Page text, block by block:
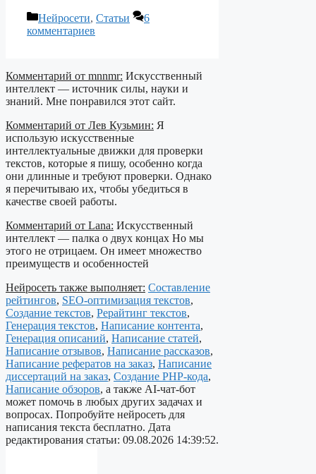
Рубрики
Нейросети, Статьи
6
комментариев
Комментарий от mnnmr: Искусственный
интеллект — источник силы, науки и
знаний. Мне понравился этот сайт.
Комментарий от Лев Кузьмин: Я
использую искусственные
интеллектуальные движки для проверки
текстов, которые я пишу, особенно когда
они длинные и требуют проверки. Однако
я перечитываю их, чтобы убедиться в
качестве своей работы.
Комментарий от Lana: Искусственный
интеллект — палка о двух концах Но мы
этого не отрицаем. Он имеет множество
преимуществ и особенностей
Нейросеть также выполняет: Составление
рейтингов, SEO-оптимизация текстов,
Создание текстов, Рерайтинг текстов,
Генерация текстов, Написание контента,
Генерация описаний, Написание статей,
Написание отзывов, Написание рассказов,
Написание рефератов на заказ, Написание
диссертаций на заказ, Создание PHP-кода,
Написание обзоров, а также AI-чат-бот
может помочь в любых других задачах и
вопросах. Попробуйте нейросеть для
написания текста бесплатно. Дата
редактирования статьи: 09.08.2026 14:39:52.